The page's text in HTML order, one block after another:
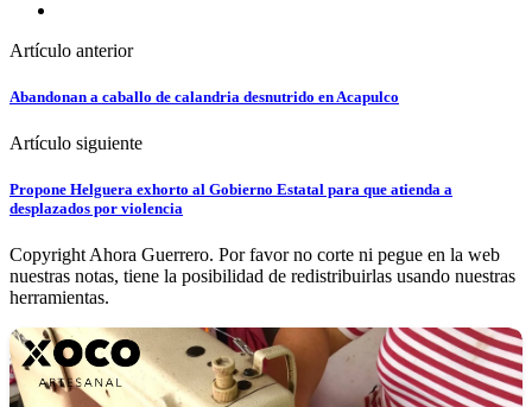
Artículo anterior
Abandonan a caballo de calandria desnutrido en Acapulco
Artículo siguiente
Propone Helguera exhorto al Gobierno Estatal para que atienda a
desplazados por violencia
Copyright Ahora Guerrero. Por favor no corte ni pegue en la web
nuestras notas, tiene la posibilidad de redistribuirlas usando nuestras
herramientas.